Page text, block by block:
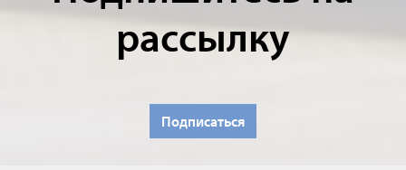
рассылку
Подписаться